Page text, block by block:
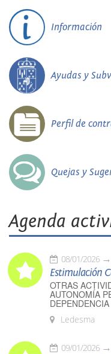
Información
Ayudas y
Perfil de
Quejas y
Agenda
08/01/2026
Estimulación
OTRAS
AUTONOMÍA
DEPENDENCIA
Ledesma
09/01/2026